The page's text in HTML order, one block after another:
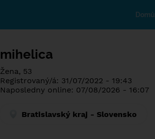
Domů
mihelica
Žena, 53
Registrovaný/á: 31/07/2022 - 19:43
Naposledny online: 07/08/2026 - 16:07
Bratislavský kraj - Slovensko